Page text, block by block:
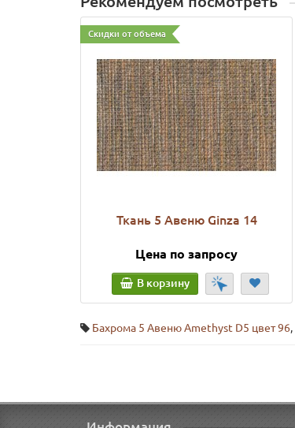
Скидки от объема
Ткань 5 Авеню Ginza 14
Цена по запросу
В корзину
Бахрома 5 Авеню Amethyst D5 цвет 96,